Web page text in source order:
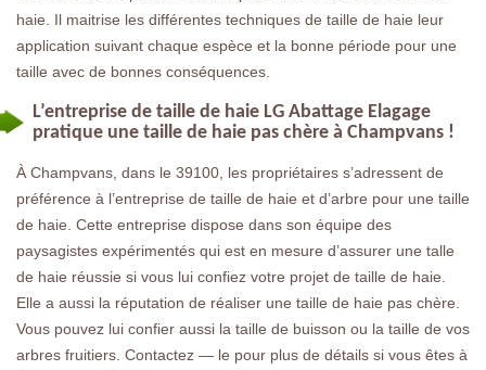
haie. Il maitrise les différentes techniques de taille de haie leur
application suivant chaque espèce et la bonne période pour une
taille avec de bonnes conséquences.
L’entreprise de taille de haie LG Abattage Elagage
pratique une taille de haie pas chère à Champvans !
À Champvans, dans le 39100, les propriétaires s’adressent de
préférence à l’entreprise de taille de haie et d’arbre pour une taille
de haie. Cette entreprise dispose dans son équipe des
paysagistes expérimentés qui est en mesure d’assurer une talle
de haie réussie si vous lui confiez votre projet de taille de haie.
Elle a aussi la réputation de réaliser une taille de haie pas chère.
Vous pouvez lui confier aussi la taille de buisson ou la taille de vos
arbres fruitiers. Contactez — le pour plus de détails si vous êtes à